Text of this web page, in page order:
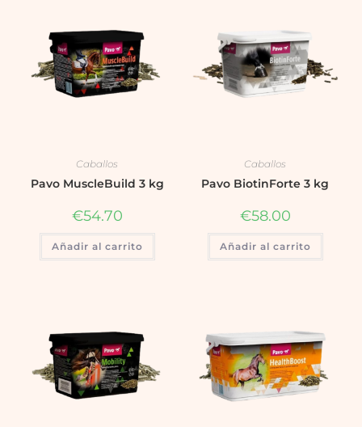
Caballos
Pavo MuscleBuild 3 kg
€54.70
Añadir al carrito
Caballos
Pavo BiotinForte 3 kg
€58.00
Añadir al carrito